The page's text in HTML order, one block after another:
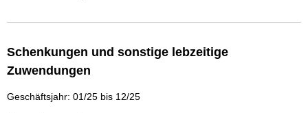
Schenkungen und sonstige lebzeitige
Zuwendungen
Geschäftsjahr: 01/25 bis 12/25